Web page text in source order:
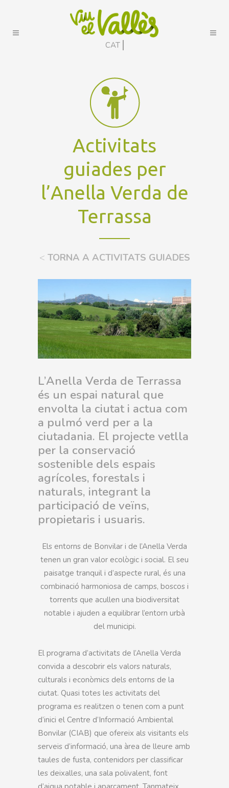
CAT
Activitats
guiades per
l’Anella Verda de
Terrassa
< TORNA A ACTIVITATS GUIADES
L’Anella Verda de Terrassa
és un espai natural que
envolta la ciutat i actua com
a pulmó verd per a la
ciutadania. El projecte vetlla
per la conservació
sostenible dels espais
agrícoles, forestals i
naturals, integrant la
participació de veïns,
propietaris i usuaris.
Els entorns de Bonvilar i de l’Anella Verda
tenen un gran valor ecològic i social. El seu
paisatge tranquil i d’aspecte rural, és una
combinació harmoniosa de camps, boscos i
torrents que acullen una biodiversitat
notable i ajuden a equilibrar l’entorn urbà
del municipi.
El programa d’activitats de l’Anella Verda
convida a descobrir els valors naturals,
culturals i econòmics dels entorns de la
ciutat. Quasi totes les activitats del
programa es realitzen o tenen com a punt
d’inici el Centre d’Informació Ambiental
Bonvilar (CIAB) que ofereix als visitants els
serveis d’informació, una àrea de lleure amb
taules de fusta, contenidors per classificar
les deixalles, una sala polivalent, font